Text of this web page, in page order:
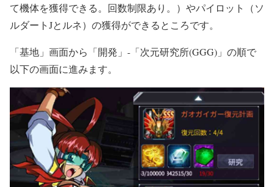
て機体を獲得できる。回数制限あり。）やパイロット（ソ
ルダートJとルネ）の獲得ができるところです。
「基地」画面から「開発」-「次元研究所(GGG)」の順で
以下の画面に進みます。